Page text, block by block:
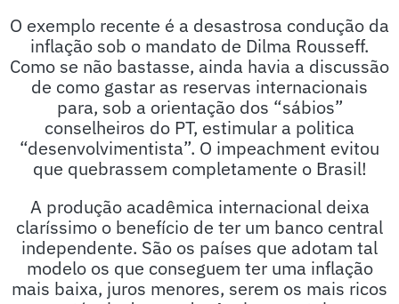
O exemplo recente é a desastrosa condução da
inflação sob o mandato de Dilma Rousseff.
Como se não bastasse, ainda havia a discussão
de como gastar as reservas internacionais
para, sob a orientação dos “sábios”
conselheiros do PT, estimular a politica
“desenvolvimentista”. O impeachment evitou
que quebrassem completamente o Brasil!
A produção acadêmica internacional deixa
claríssimo o benefício de ter um banco central
independente. São os países que adotam tal
modelo os que conseguem ter uma inflação
mais baixa, juros menores, serem os mais ricos